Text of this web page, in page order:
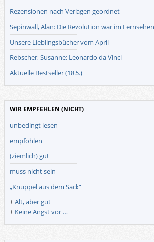
Rezensionen nach Verlagen geordnet
Sepinwall, Alan: Die Revolution war im Fernsehen
Unsere Lieblingsbücher vom April
Rebscher, Susanne: Leonardo da Vinci
Aktuelle Bestseller (18.5.)
WIR EMPFEHLEN (NICHT)
unbedingt lesen
empfohlen
(ziemlich) gut
muss nicht sein
„Knüppel aus dem Sack“
+Alt, aber gut
+ Keine Angst vor …